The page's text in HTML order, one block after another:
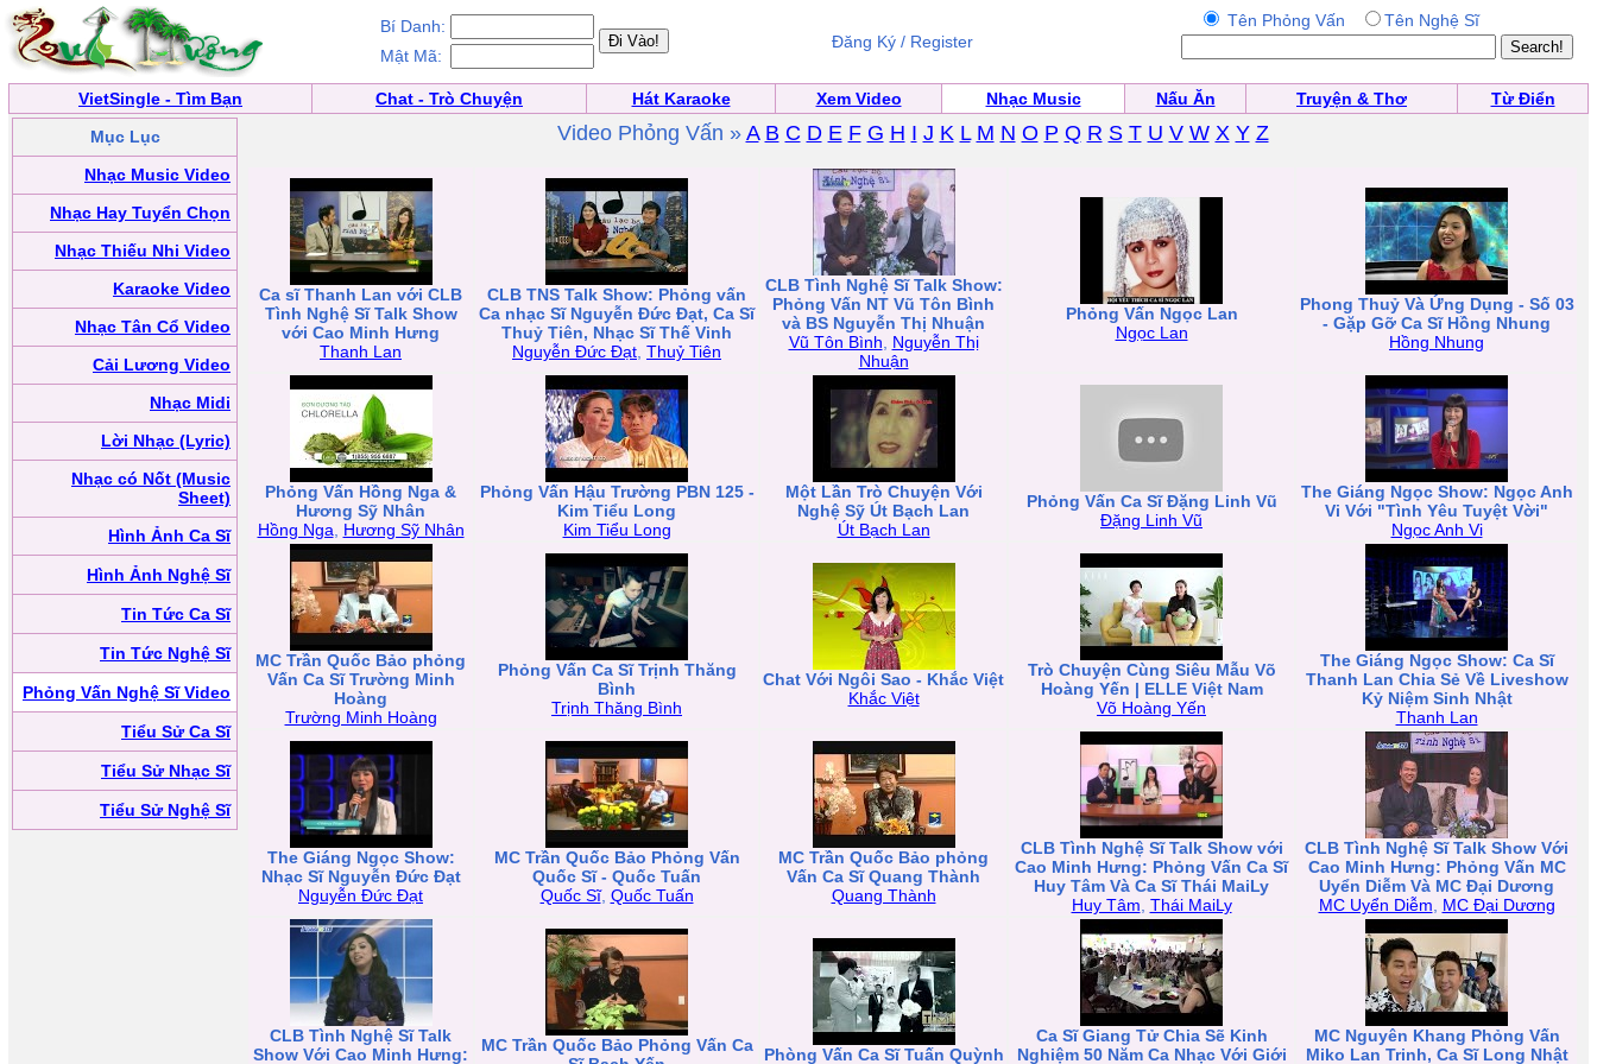
Bí Danh:
Mật Mã:
Đăng Ký / Register
Tên Phỏng Vấn Tên Nghệ Sĩ
VietSingle - Tìm Bạn Chat - Trò Chuyện Hát Karaoke Xem Video Nhạc Music Nấu Ăn Truyện & Thơ
Từ Điển
Mục Lục
Nhạc Music Video
Nhạc Hay Tuyển Chọn
Nhạc Thiếu Nhi Video
Karaoke Video
Nhạc Tân Cổ Video
Cải Lương Video
Nhạc Midi
Lời Nhạc (Lyric)
Nhạc có Nốt (Music
Sheet)
Hình Ảnh Ca Sĩ
Hình Ảnh Nghệ Sĩ
Tin Tức Ca Sĩ
Tin Tức Nghệ Sĩ
Phỏng Vấn Nghệ Sĩ Video
Tiểu Sử Ca Sĩ
Tiểu Sử Nhạc Sĩ
Tiểu Sử Nghệ Sĩ
Video Phỏng Vấn » A B C D E F G H I J K L M N O P Q R S T U V W X Y Z
Ca sĩ Thanh Lan với CLB
Tình Nghệ Sĩ Talk Show
với Cao Minh Hưng
Thanh Lan
CLB TNS Talk Show: Phỏng vấn
Ca nhạc Sĩ Nguyễn Đức Đạt, Ca Sĩ
Thuỷ Tiên, Nhạc Sĩ Thế Vinh
Nguyễn Đức Đạt Thuỷ Tiên
CLB Tình Nghệ Sĩ Talk Show:
Phỏng Vấn NT Vũ Tôn Bình
và BS Nguyễn Thị Nhuận
Vũ Tôn Bình
Nguyễn Thị
Nhuận
Phỏng Vấn Ngọc Lan
Ngọc Lan
Phong Thuỷ Và Ứng Dụng - Số 03
- Gặp Gỡ Ca Sĩ Hồng Nhung
Hồng Nhung
Phỏng Vấn Hồng Nga &
Hương Sỹ Nhân
Hồng Nga
Hương Sỹ Nhân
Phỏng Vấn Hậu Trường PBN 125 -
Kim Tiểu Long
Kim Tiểu Long
Một Lần Trò Chuyện Với
Nghệ Sỹ Út Bạch Lan
Út Bạch Lan
Phỏng Vấn Ca Sĩ Đặng Linh Vũ
Đặng Linh Vũ
The Giáng Ngọc Show: Ngọc Anh
Vi Với "Tình Yêu Tuyệt Vời"
Ngọc Anh Vi
MC Trần Quốc Bảo phỏng
Vấn Ca Sĩ Trường Minh
Hoàng
Trường Minh Hoàng
Phỏng Vấn Ca Sĩ Trịnh Thăng
Bình
Trịnh Thăng Bình
Chat Với Ngôi Sao - Khắc Việt
Khắc Việt
Trò Chuyện Cùng Siêu Mẫu Võ
Hoàng Yến | ELLE Việt Nam
Võ Hoàng Yến
The Giáng Ngọc Show: Ca Sĩ
Thanh Lan Chia Sẻ Về Liveshow
Kỷ Niệm Sinh Nhật
Thanh Lan
The Giáng Ngọc Show:
Nhạc Sĩ Nguyễn Đức Đạt
Nguyễn Đức Đạt
MC Trần Quốc Bảo Phỏng Vấn
Quốc Sĩ - Quốc Tuấn
Quốc Sĩ, Quốc Tuấn
MC Trần Quốc Bảo phỏng
Vấn Ca Sĩ Quang Thành
Quang Thành
CLB Tình Nghệ Sĩ Talk Show với
Cao Minh Hưng: Phỏng Vấn Ca Sĩ
Huy Tâm Và Ca Sĩ Thái MaiLy
Huy Tâm Thái MaiLy
CLB Tình Nghệ Sĩ Talk Show Với
Cao Minh Hưng: Phỏng Vấn MC
Uyển Diễm Và MC Đại Dương
MC Uyển Diễm
MC Đại Dương
CLB Tình Nghệ Sĩ Talk
Show Với Cao Minh Hưng:
MC Trần Quốc Bảo Phỏng Vấn Ca
Phòng Vấn Ca Sĩ Tuấn Quỳnh
Ca Sĩ Giang Tử Chia Sẽ Kinh
Nghiệm 50 Năm Ca Nhạc Với Giới
MC Nguyên Khang Phỏng Vấn
Miko Lan Trinh, Ca Sĩ Long Nhật